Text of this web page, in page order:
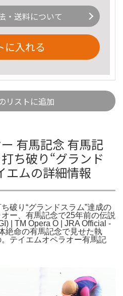
・送料について
に入れる
リストに追加
有馬記念 有馬記
ち破り“グランド
エムの詳細情報
破り“グランドスラム”達成の
ー、有馬記念で25年前の伝説
| TM Opera O | JRA Official -
絶命の有馬記念で見せた執
テイエムオペラオー有馬記